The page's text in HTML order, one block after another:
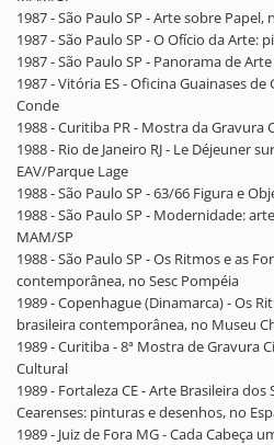
1987 - São Paulo SP - Arte sobre Papel,
1987 - São Paulo SP - O Ofício da Arte:
1987 - São Paulo SP - Panorama de
1987 - Vitória ES - Oficina Guainases
Conde
1988 - Curitiba PR - Mostra da Gravura
1988 - Rio de Janeiro RJ - Le Déjeuner
EAV/Parque Lage
1988 - São Paulo SP - 63/66 Figura e
1988 - São Paulo SP - Modernidade:
MAM/SP
1988 - São Paulo SP - Os Ritmos e as
contemporânea, no Sesc Pompéia
1989 - Copenhague (Dinamarca) - Os
brasileira contemporânea, no Museu
1989 - Curitiba - 8ª Mostra de Gravura
Cultural
1989 - Fortaleza CE - Arte Brasileira dos
Cearenses: pinturas e desenhos, no
1989 - Juiz de Fora MG - Cada Cabeça